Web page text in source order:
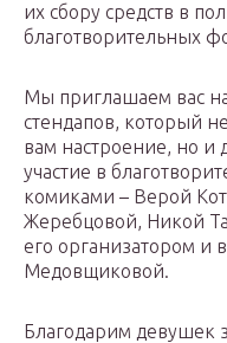
их сбору средств в
благотворительных
Мы приглашаем вас
стендапов, который
вам настроение, но и
участие в
комиками – Верой
Жеребцовой, Никой
его организатором и
Медовщиковой.
Благодарим девушек